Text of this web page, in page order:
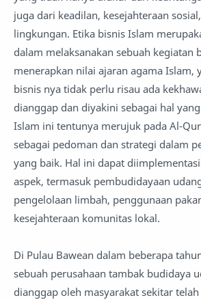
juga dari keadilan, kesejahteraan
lingkungan. Etika bisnis Islam
dalam melaksanakan sebuah kegiatan
menerapkan nilai ajaran agama Islam,
bisnis nya tidak perlu risau ada
dianggap dan diyakini sebagai hal
Islam ini tentunya merujuk pada Al-
sebagai pedoman dan strategi dalam
yang baik. Hal ini dapat
aspek, termasuk pembudidayaan
pengelolaan limbah, penggunaan
kesejahteraan komunitas lokal.
Di Pulau Bawean dalam beberapa
sebuah perusahaan tambak budidaya
dianggap oleh masyarakat sekitar